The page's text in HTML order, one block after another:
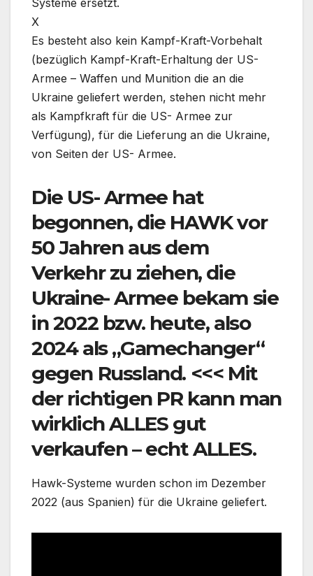
X
Es besteht also kein Kampf-Kraft-Vorbehalt
(bezüglich Kampf-Kraft-Erhaltung der US-
Armee – Waffen und Munition die an die
Ukraine geliefert werden, stehen nicht mehr
als Kampfkraft für die US- Armee zur
Verfügung), für die Lieferung an die Ukraine,
von Seiten der US- Armee.
Die US- Armee hat
begonnen, die HAWK vor
50 Jahren aus dem
Verkehr zu ziehen, die
Ukraine- Armee bekam sie
in 2022 bzw. heute, also
2024 als „Gamechanger“
gegen Russland. <<< Mit
der richtigen PR kann man
wirklich ALLES gut
verkaufen – echt ALLES.
Hawk-Systeme wurden schon im Dezember
2022 (aus Spanien) für die Ukraine geliefert.